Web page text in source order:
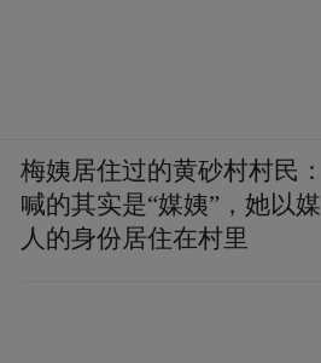
梅姨居住过的黄砂村村民：
喊的其实是“媒姨”，她以媒
人的身份居住在村里